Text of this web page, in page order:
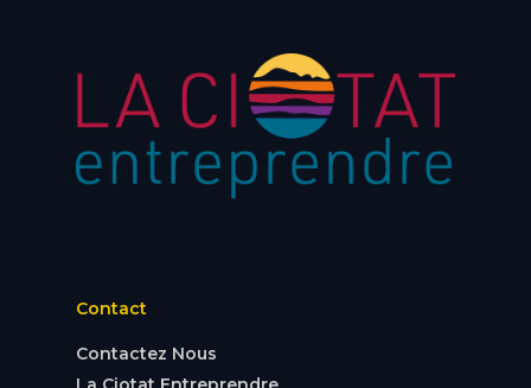
Contact
Contactez Nous